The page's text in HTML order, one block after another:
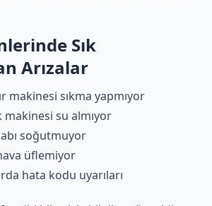
Sık
Arızalar
makinesi sıkma yapmıyor
makinesi su almıyor
soğutmuyor
üflemiyor
hata kodu uyarıları